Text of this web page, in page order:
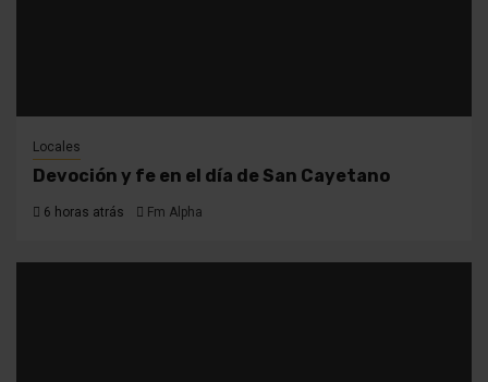
Locales
Devoción y fe en el día de San Cayetano
6 horas atrás Fm Alpha